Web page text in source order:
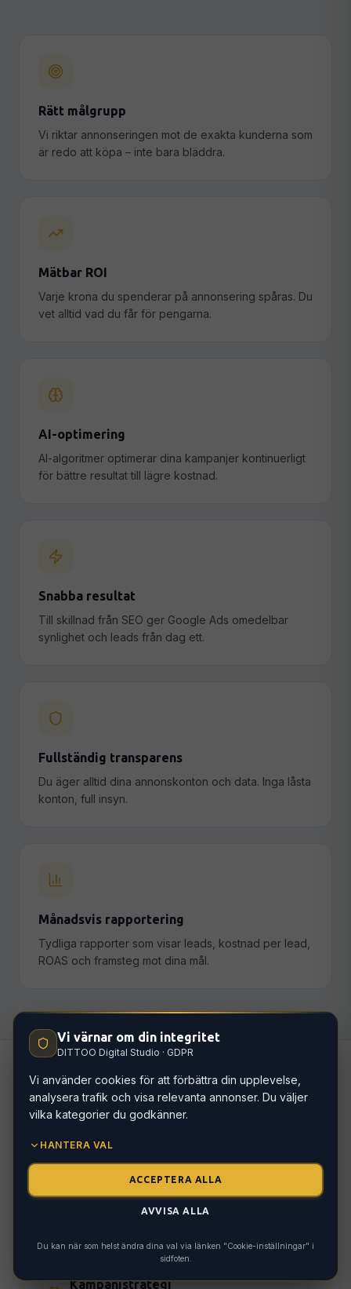
Rätt målgrupp
Vi riktar annonseringen mot de exakta kunderna som
är redo att köpa – inte bara bläddra.
Mätbar ROI
Varje krona du spenderar på annonsering spåras. Du
vet alltid vad du får för pengarna.
AI-optimering
AI-algoritmer optimerar dina kampanjer kontinuerligt
för bättre resultat till lägre kostnad.
Snabba resultat
Till skillnad från SEO ger Google Ads omedelbar
synlighet och leads från dag ett.
Fullständig transparens
Du äger alltid dina annonskonton och data. Inga låsta
konton, full insyn.
Månadsvis rapportering
Tydliga rapporter som visar leads, kostnad per lead,
ROAS och framsteg mot dina mål.
Hur vi arbetar
Analys & målgrupp
Vilka är dina idealkunder? Vilka söktermer
Kampanjstrategi
Vi värnar om din integritet
DITTOO Digital Studio · GDPR
Vi använder cookies för att förbättra din upplevelse,
analysera trafik och visa relevanta annonser. Du väljer
vilka kategorier du godkänner.
HANTERA VAL
ACCEPTERA ALLA
AVVISA ALLA
Du kan när som helst ändra dina val via länken "Cookie-inställningar" i
sidfoten.